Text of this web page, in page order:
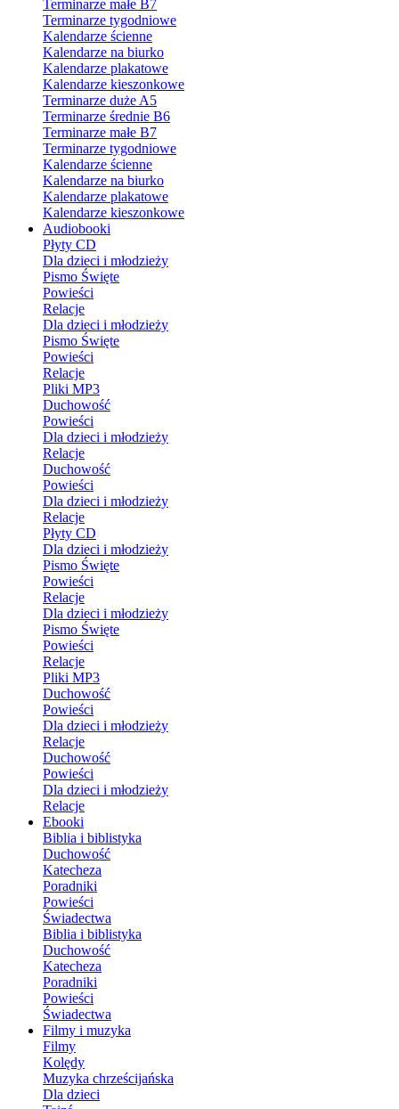
Terminarze małe B7
Terminarze tygodniowe
Kalendarze ścienne
Kalendarze na biurko
Kalendarze plakatowe
Kalendarze kieszonkowe
Terminarze duże A5
Terminarze średnie B6
Terminarze małe B7
Terminarze tygodniowe
Kalendarze ścienne
Kalendarze na biurko
Kalendarze plakatowe
Kalendarze kieszonkowe
Audiobooki
Płyty CD
Dla dzieci i młodzieży
Pismo Święte
Powieści
Relacje
Dla dzieci i młodzieży
Pismo Święte
Powieści
Relacje
Pliki MP3
Duchowość
Powieści
Dla dzieci i młodzieży
Relacje
Duchowość
Powieści
Dla dzieci i młodzieży
Relacje
Płyty CD
Dla dzieci i młodzieży
Pismo Święte
Powieści
Relacje
Dla dzieci i młodzieży
Pismo Święte
Powieści
Relacje
Pliki MP3
Duchowość
Powieści
Dla dzieci i młodzieży
Relacje
Duchowość
Powieści
Dla dzieci i młodzieży
Relacje
Ebooki
Biblia i biblistyka
Duchowość
Katecheza
Poradniki
Powieści
Świadectwa
Biblia i biblistyka
Duchowość
Katecheza
Poradniki
Powieści
Świadectwa
Filmy i muzyka
Filmy
Kolędy
Muzyka chrześcijańska
Dla dzieci